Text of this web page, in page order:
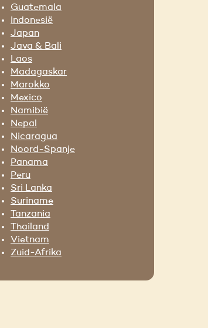
Guatemala
Indonesië
Japan
Java & Bali
Laos
Madagaskar
Marokko
Mexico
Namibië
Nepal
Nicaragua
Noord-Spanje
Panama
Peru
Sri Lanka
Suriname
Tanzania
Thailand
Vietnam
Zuid-Afrika